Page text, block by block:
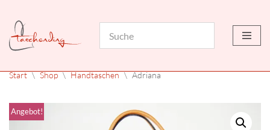
Inhalt
Start \ Shop \ Handtaschen \ Adriana
Angebot!